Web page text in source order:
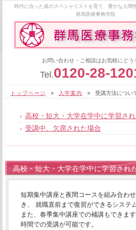
時代に合った真のスペシャリストを育て、豊かな人間
群馬医療事務学院
お問い合わせ・ご相談はお気軽にどう
Tel.0120-28-
トップページ » 入学案内 » 受講方法につい
高校・短大・大学在学中に学習さ
受講中、欠席された場合
高校・短大・大学在学中に学習され
短期集中講座と夜間コースを組み合わ
き、 就職直前まで復習ができるシステ
また、春季集中講座での補講もできま
時間での受講が可能です。